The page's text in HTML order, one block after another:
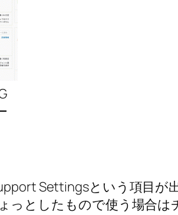
Settingsという項目
っとしたもので使う場合は